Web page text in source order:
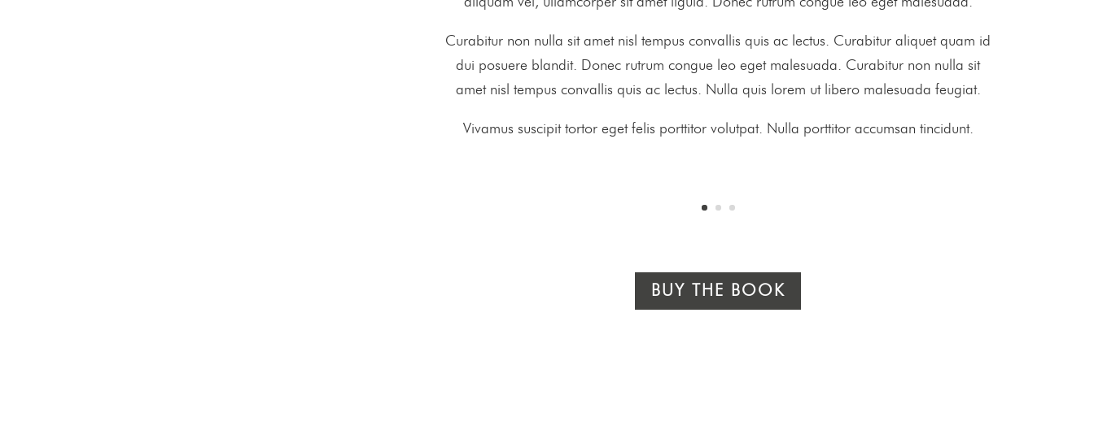
Curabitur non nulla sit amet nisl tempus convallis quis ac lectus. Curabitur aliquet quam id
dui posuere blandit. Donec rutrum congue leo eget malesuada. Curabitur non nulla sit
amet nisl tempus convallis quis ac lectus. Nulla quis lorem ut libero malesuada feugiat.
Vivamus suscipit tortor eget felis porttitor volutpat. Nulla porttitor accumsan tincidunt.
BUY THE BOOK